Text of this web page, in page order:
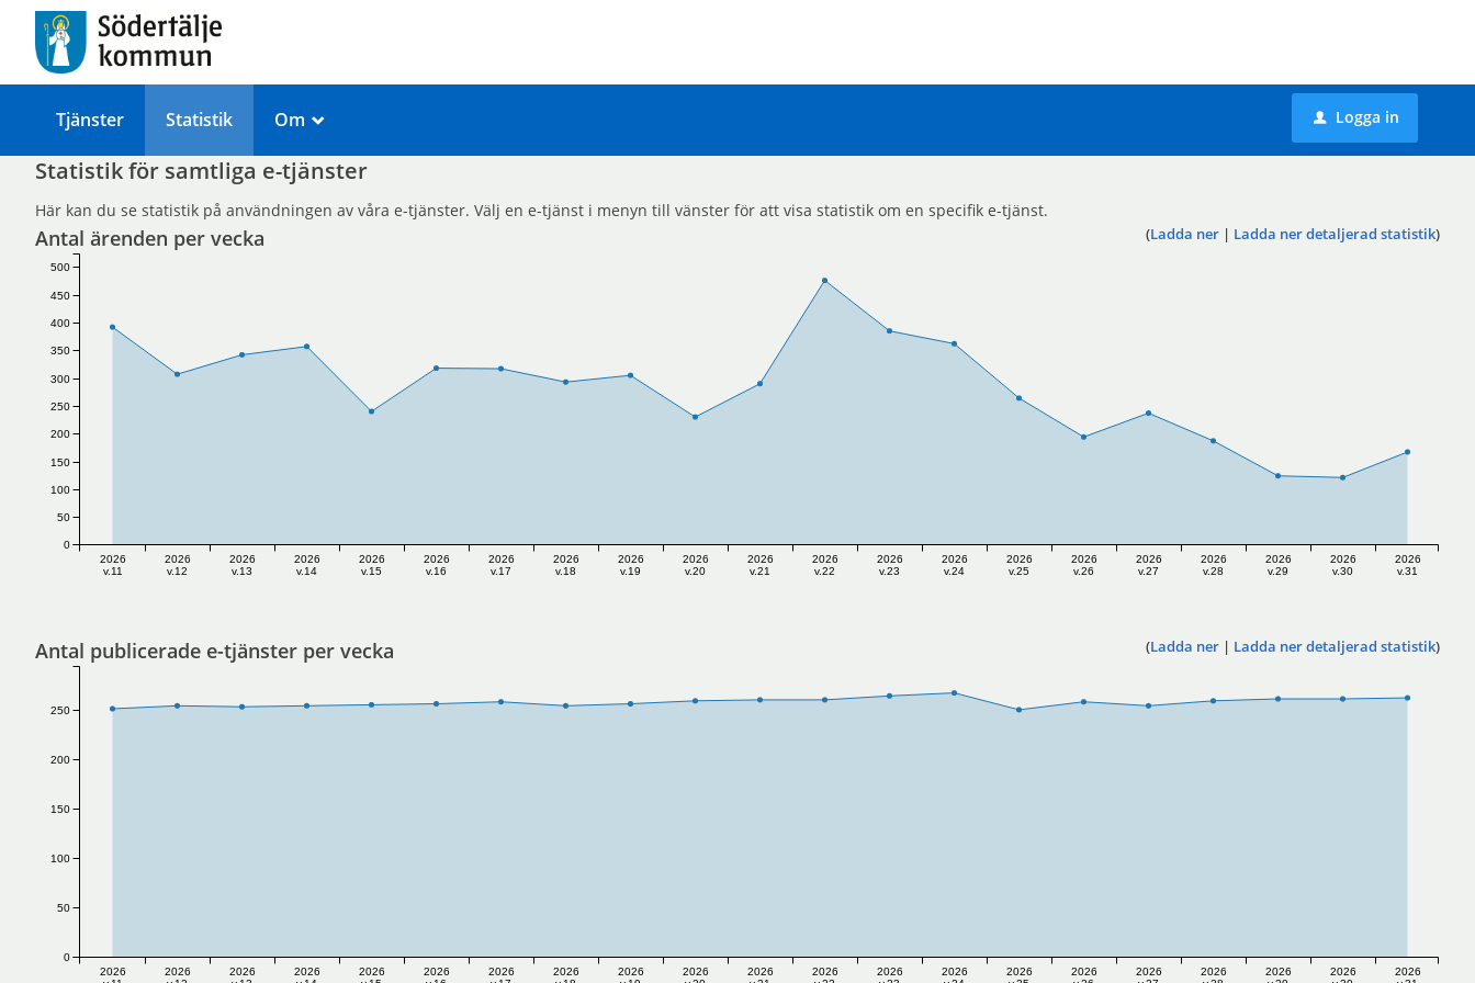
Tjänster Statistik Om _ u Logga in
Statistik för samtliga e-tjänster
Här kan du se statistik på användningen av våra e-tjänster. Välj en e-tjänst i menyn till vänster för att visa statistik om en specifik e-tjänst.
Antal ärenden per vecka (Ladda ner | Ladda ner detaljerad statistik)
2026
v.11
2026
v.12
2026
v.13
2026
v.14
2026
v.15
2026
v.16
2026
v.17
2026
v.18
2026
v.19
2026
v.20
2026
v.21
2026
v.22
2026
v.23
2026
v.24
2026
v.25
2026
v.26
2026
v.27
2026
v.28
2026
v.29
2026
v.30
2026
v.31
0
50
100
150
200
250
300
350
400
450
500
Antal publicerade e-tjänster per vecka (Ladda ner | Ladda ner detaljerad statistik)
2026
2026
2026
2026
2026
2026
2026
2026
2026
2026
2026
2026
2026
2026
2026
2026
2026
2026
2026
2026
2026
0
50
100
150
200
250